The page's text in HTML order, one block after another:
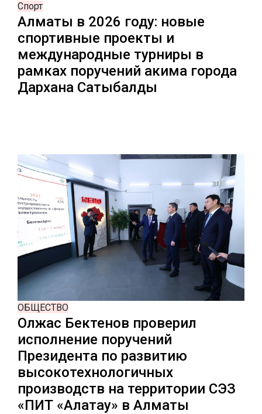
Спорт
Алматы в 2026 году: новые
спортивные проекты и
международные турниры в
рамках поручений акима города
Дархана Сатыбалды
ОБЩЕСТВО
Олжас Бектенов проверил
исполнение поручений
Президента по развитию
высокотехнологичных
производств на территории СЭЗ
«ПИТ «Алатау» в Алматы